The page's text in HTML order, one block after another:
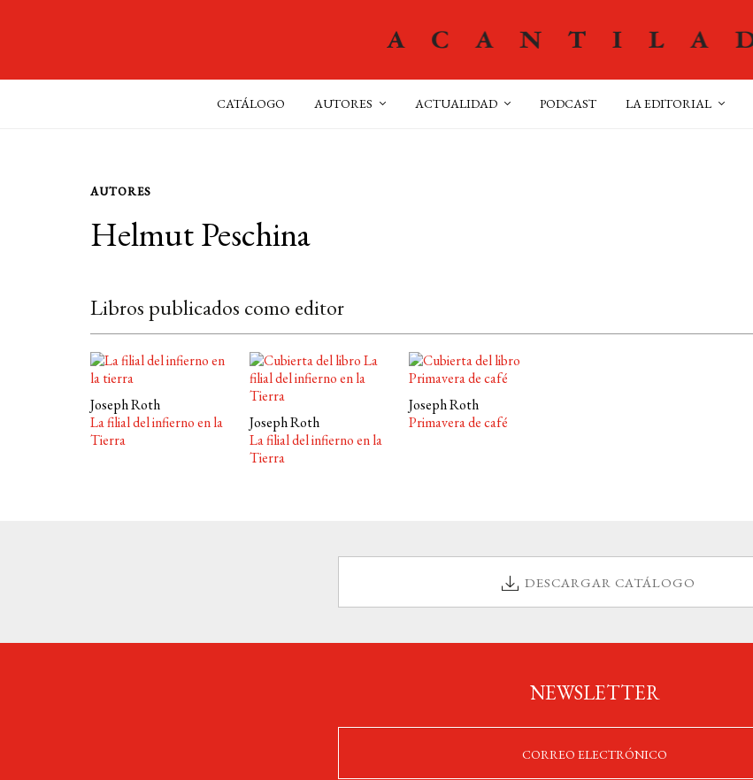
CATÁLOGO AUTORES ACTUALIDAD PODCAST LA EDITORIAL
AUTORES
Helmut Peschina
Libros publicados como editor
Joseph Roth
La filial del infierno en la
Tierra
Joseph Roth
La filial del infierno en la
Tierra
Joseph Roth
Primavera de café
DESCARGAR CATÁLOGO
NEWSLETTER